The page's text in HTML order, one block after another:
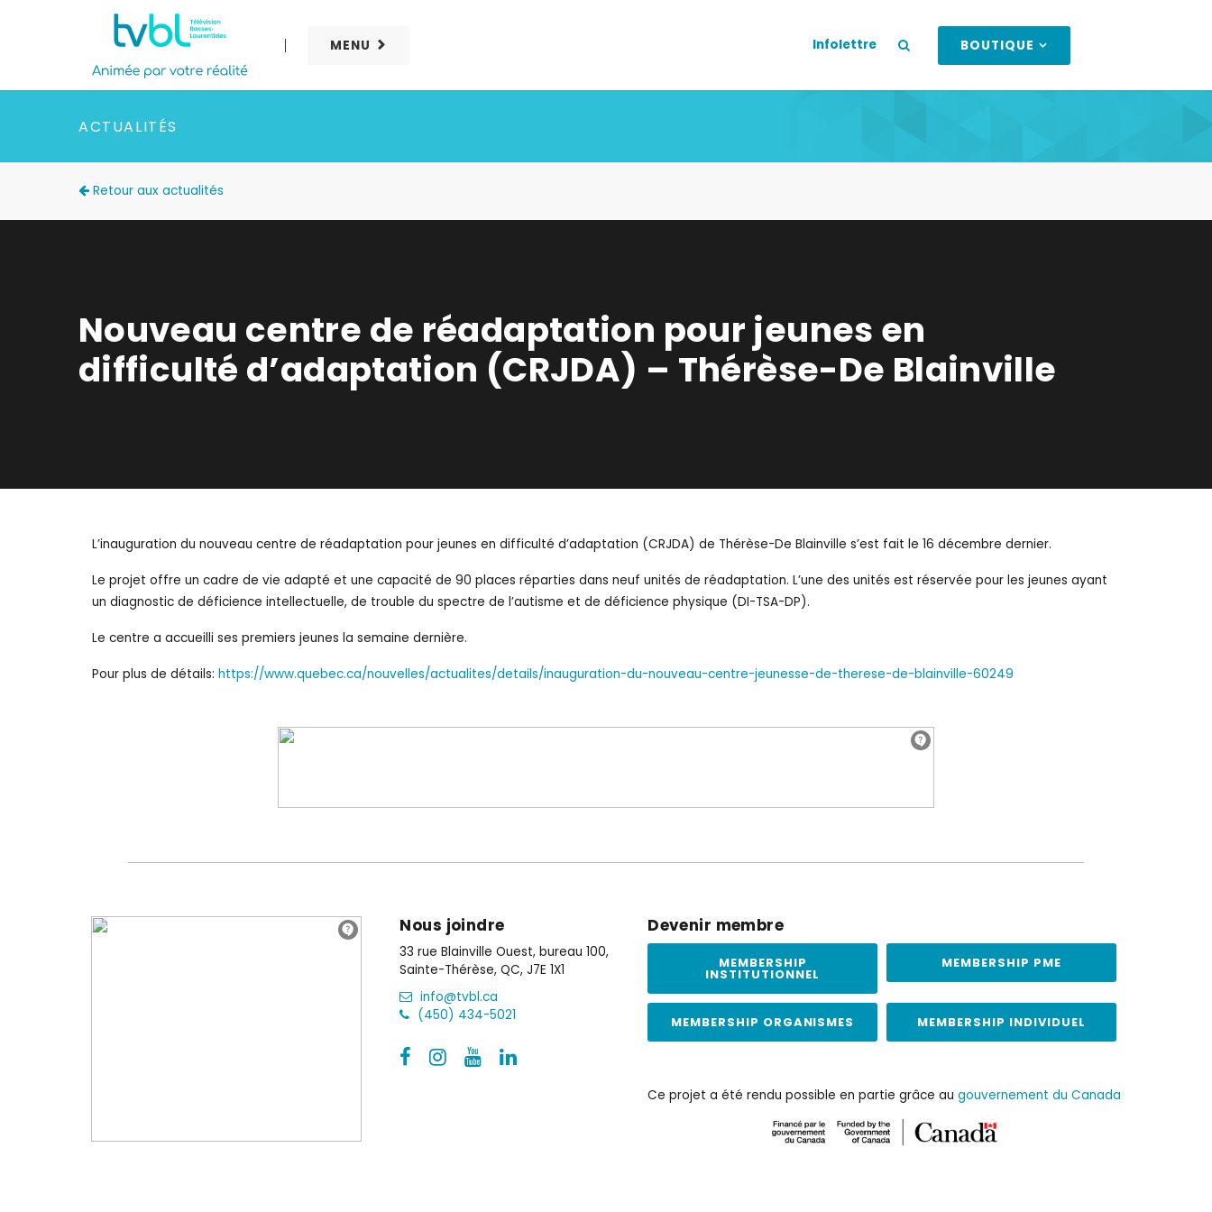
MENU Infolettre BOUTIQUE
ACTUALITÉS
Retour aux actualités
Nouveau centre de réadaptation pour jeunes en
difficulté d’adaptation (CRJDA) – Thérèse-De Blainville
L’inauguration du nouveau centre de réadaptation pour jeunes en difficulté d’adaptation (CRJDA) de Thérèse-De Blainville s’est fait le 16 décembre dernier.
Le projet offre un cadre de vie adapté et une capacité de 90 places réparties dans neuf unités de réadaptation. L’une des unités est réservée pour les jeunes ayant
un diagnostic de déficience intellectuelle, de trouble du spectre de l’autisme et de déficience physique (DI-TSA-DP).
Le centre a accueilli ses premiers jeunes la semaine dernière.
Pour plus de détails: https://www.quebec.ca/nouvelles/actualites/details/inauguration-du-nouveau-centre-jeunesse-de-therese-de-blainville-60249
Nous joindre
33 rue Blainville Ouest, bureau 100,
Sainte-Thérèse, QC, J7E 1X1
info@tvbl.ca
(450) 434-5021
Devenir membre
MEMBERSHIP
INSTITUTIONNEL
MEMBERSHIP PME
MEMBERSHIP ORGANISMES MEMBERSHIP INDIVIDUEL
Ce projet a été rendu possible en partie grâce augouvernement du Canada